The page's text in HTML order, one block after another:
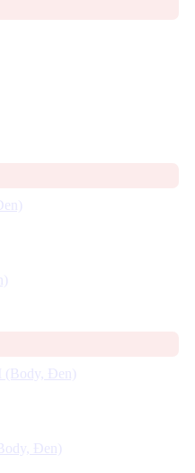
₫.
₫.
Đen)